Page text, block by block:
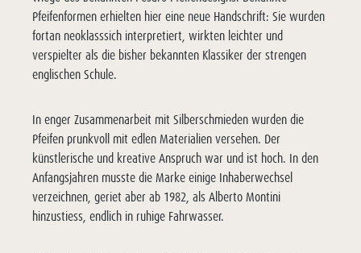
Pfeifenformen erhielten hier eine neue Handschrift: Sie wurden
fortan neoklasssich interpretiert, wirkten leichter und
verspielter als die bisher bekannten Klassiker der strengen
englischen Schule.
In enger Zusammenarbeit mit Silberschmieden wurden die
Pfeifen prunkvoll mit edlen Materialien versehen. Der
künstlerische und kreative Anspruch war und ist hoch. In den
Anfangsjahren musste die Marke einige Inhaberwechsel
verzeichnen, geriet aber ab 1982, als Alberto Montini
hinzustiess, endlich in ruhige Fahrwasser.